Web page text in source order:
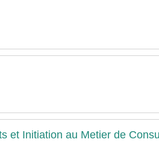
et Initiation au Metier de